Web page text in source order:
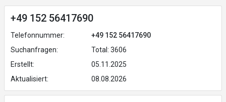
+49 152 56417690
Telefonnummer:
+49 152 56417690
Suchanfragen:
Total: 3606
Erstellt:
05.11.2025
Aktualisiert:
08.08.2026